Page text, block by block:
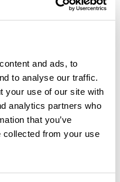
and ads, to
to analyse our traffic.
your use of our site with
analytics partners who
that you’ve
collected from your use
un avis !
avis